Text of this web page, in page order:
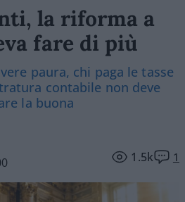
la riforma a
fare di più
paura, chi paga le tasse
contabile non deve
la buona
1.5k 1